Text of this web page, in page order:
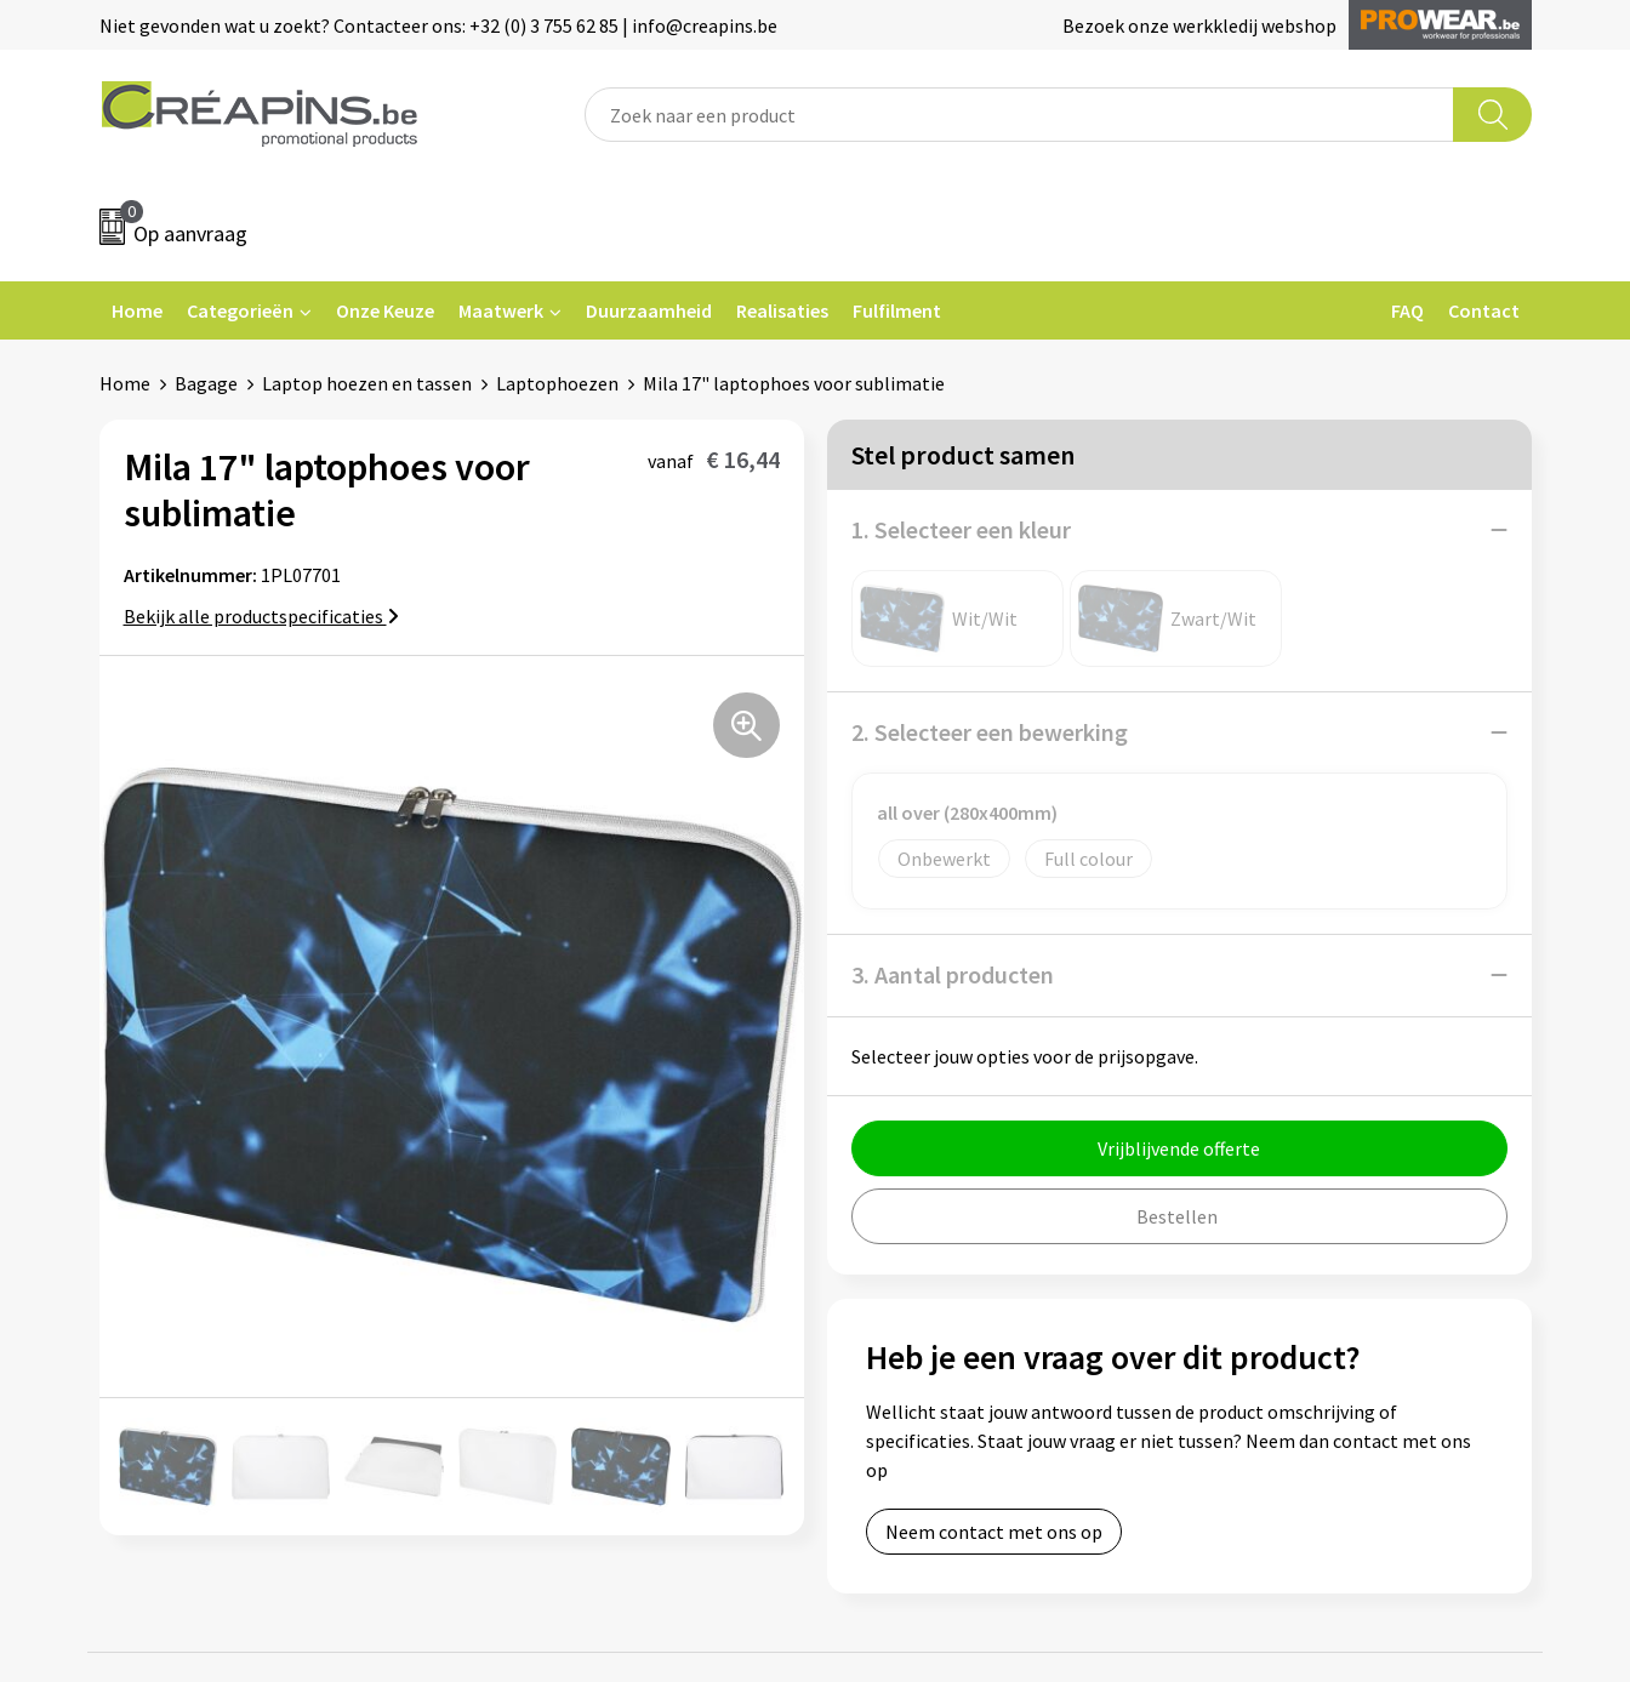
Niet gevonden wat u zoekt? Contacteer ons: +32 (0) 3 755 62 85 | info@creapins.be Bezoek onze werkkledij webshop
0
Op aanvraag
Home Categorieën Onze Keuze Maatwerk Duurzaamheid Realisaties Fulfilment FAQ Contact
Home Bagage Laptop hoezen en tassen Laptophoezen Mila 17" laptophoes voor sublimatie
Mila 17" laptophoes voor
sublimatie
vanaf € 16,44
Artikelnummer: 1PL07701
Bekijk alle productspecificaties
Stel product samen
1. Selecteer een kleur
Wit/Wit Zwart/Wit
2. Selecteer een bewerking
all over (280x400mm)
Onbewerkt
Full colour
3. Aantal producten
Selecteer jouw opties voor de prijsopgave.
Vrijblijvende offerte
Bestellen
Heb je een vraag over dit product?
Wellicht staat jouw antwoord tussen de product omschrijving of
specificaties. Staat jouw vraag er niet tussen? Neem dan contact met ons
op
Neem contact met ons op